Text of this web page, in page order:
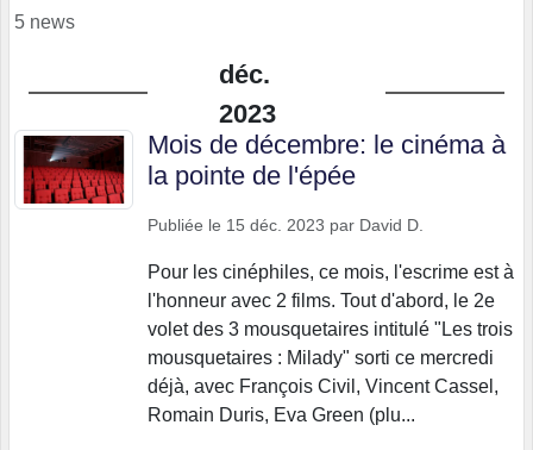
5 news
déc.
2023
Mois de décembre: le cinéma à
la pointe de l'épée
Publiée le 15 déc. 2023 par David D.
Pour les cinéphiles, ce mois, l'escrime est à
l'honneur avec 2 films. Tout d'abord, le 2e
volet des 3 mousquetaires intitulé "Les trois
mousquetaires : Milady" sorti ce mercredi
déjà, avec François Civil, Vincent Cassel,
Romain Duris, Eva Green (plu...